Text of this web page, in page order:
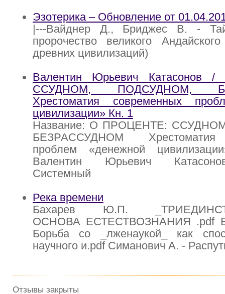
Эзотерика – Обновление от
|---Вайднер Д., Бриджес В. -
пророчество великого
древних цивилизаций)
Валентин Юрьевич
ССУДНОМ, ПОДСУДНОМ,
Хрестоматия современных
цивилизации» Кн. 1
Название: О ПРОЦЕНТЕ:
БЕЗРАССУДНОМ Хрестоматия
проблем «денежной
Валентин Юрьевич
Системный
Река времени
Бахарев Ю.П.
ОСНОВА ЕСТЕСТВОЗНАНИЯ .pdf
Борьба со _лженаукой_ как
научного и.pdf Симанович А. -
Отзывы закрыты